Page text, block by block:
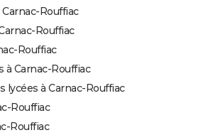
Rouffiac
Rouffiac
Rouffiac
à Carnac-Rouffiac
lycées à Carnac-Rouffiac
Rouffiac
Rouffiac